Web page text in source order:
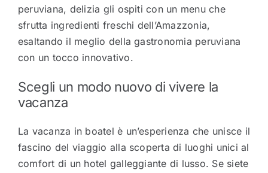
peruviana, delizia gli ospiti con un menu che
sfrutta ingredienti freschi dell’Amazzonia,
esaltando il meglio della gastronomia peruviana
con un tocco innovativo.
Scegli un modo nuovo di vivere la
vacanza
La vacanza in boatel è un’esperienza che unisce il
fascino del viaggio alla scoperta di luoghi unici al
comfort di un hotel galleggiante di lusso. Se siete